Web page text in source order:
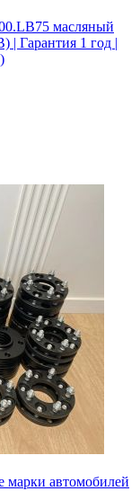
масляный
| Гарантия 1 год |
марки автомобилей